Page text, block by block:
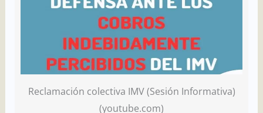
Reclamación colectiva IMV (Sesión Informativa)
(youtube.com)